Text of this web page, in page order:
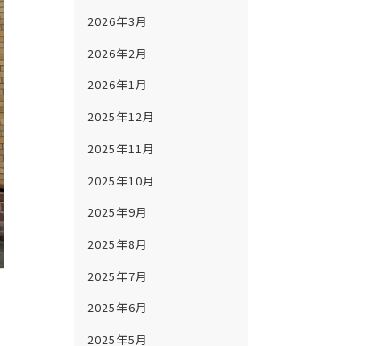
2026年3月
2026年2月
2026年1月
2025年12月
2025年11月
2025年10月
2025年9月
2025年8月
2025年7月
2025年6月
2025年5月